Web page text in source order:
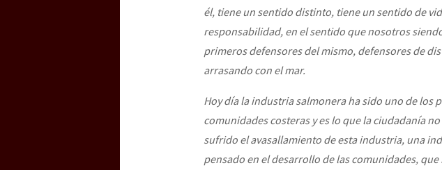
él, tiene un sentido distinto, tiene un sentido de
responsabilidad, en el sentido que nosotros
primeros defensores del mismo, defensores de
arrasando con el mar.
Hoy día la industria salmonera ha sido uno de los
comunidades costeras y es lo que la ciudadanía
sufrido el avasallamiento de esta industria, una
pensado en el desarrollo de las comunidades,